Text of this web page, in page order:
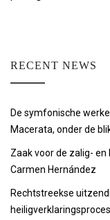
RECENT NEWS
De symfonische
Macerata, onder de
Zaak voor de zalig- en
Carmen Hernández
Rechtstreekse